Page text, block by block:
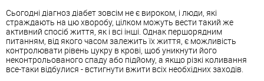
Сьогодні діагноз діабет зовсім не є вироком, і люди, які
страждають на цю хворобу, цілком можуть вести такий же
активний спосіб життя, як і всі інші. Однак першорядним
питанням, від якого часом залежить їх життя, є можливість
контролювати рівень цукру в крові, щоб уникнути його
неконтрольованого спаду або підйому, а якщо різкі коливання
все-таки відбулися - встигнути вжити всіх необхідних заходів.